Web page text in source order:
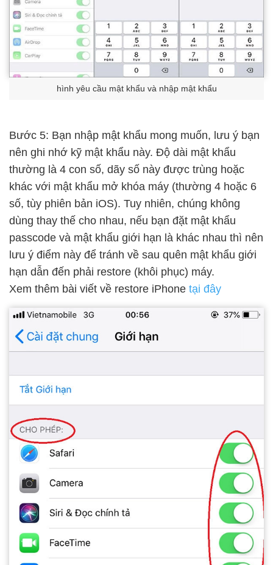
hình yêu cầu mật khẩu và nhập mật khẩu
Bước 5: Bạn nhập mật khẩu mong muốn, lưu ý bạn
nên ghi nhớ kỹ mật khẩu này. Độ dài mật khẩu
thường là 4 con số, dãy số này được trùng hoặc
khác với mật khẩu mở khóa máy (thường 4 hoặc 6
số, tùy phiên bản iOS). Tuy nhiên, chúng không
dùng thay thế cho nhau, nếu bạn đặt mật khẩu
passcode và mật khẩu giới hạn là khác nhau thì nên
lưu ý điểm này để tránh về sau quên mật khẩu giới
hạn dẫn đến phải restore (khôi phục) máy.
Xem thêm bài viết về restore iPhone tại đây